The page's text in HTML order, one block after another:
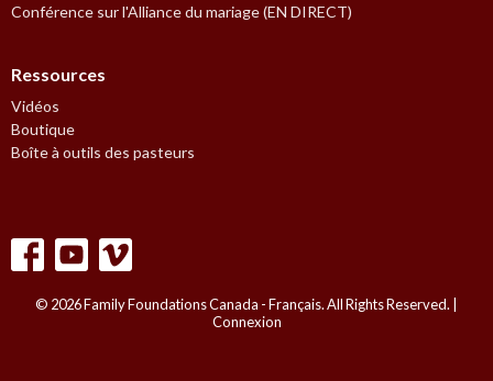
Conférence sur l'Alliance du mariage (EN DIRECT)
Ressources
Vidéos
Boutique
Boîte à outils des pasteurs
© 2026 Family Foundations Canada - Français. All Rights Reserved. |
Connexion